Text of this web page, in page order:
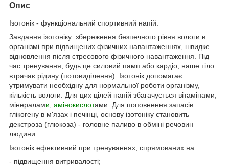
Опис
Ізотонік - функціональний спортивний напій.
Завдання ізотоніку: збереження безпечного рівня вологи в
організмі при підвищених фізичних навантаженнях, швидке
відновлення після стресового фізичного навантаження. Під
час тренування, будь це силовий памп або кардіо, наше тіло
втрачає рідину (потовиділення). Ізотонік допомагає
утримувати необхідну для нормальної роботи організму,
кількість вологи. Для цих цілей напій збагачується вітамінами,
мінералами, амінокислотами. Для поповнення запасів
глікогену в м'язах і печінці, основу ізотоніку становить
декстроза (глюкоза) - головне паливо в обміні речовин
людини.
Ізотонік ефективний при тренуваннях, спрямованих на:
- підвищення витривалості;